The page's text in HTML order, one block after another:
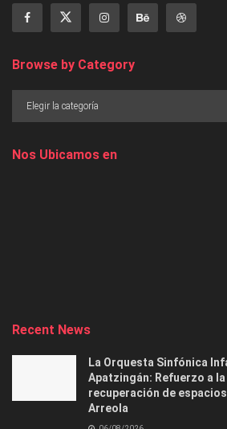
Browse by Category
Nos Ubicamos en
Recent News
La Orquesta Sinfónica
Apatzingán: Refuerzo a
recuperación de
Arreola